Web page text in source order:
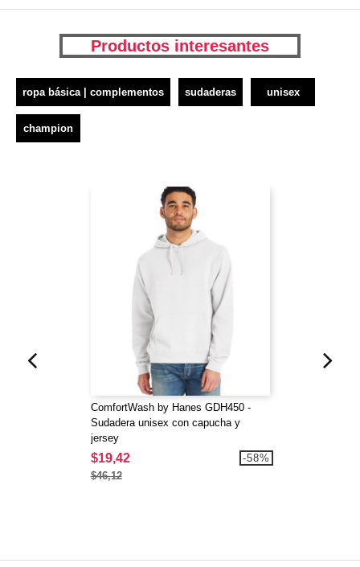
Productos interesantes
ropa básica | complementos sudaderas unisex
champion
ComfortWash by Hanes GDH450 -
Sudadera unisex con capucha y
jersey
$19,42
$46,12
-58%